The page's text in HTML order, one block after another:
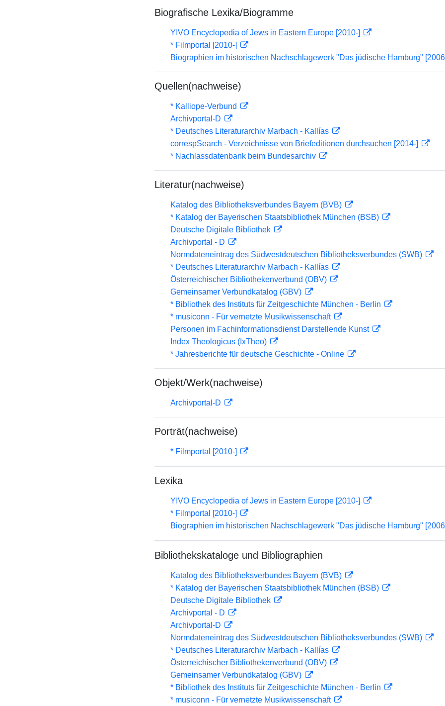
Biografische Lexika/Biogramme
YIVO Encyclopedia of Jews in Eastern Europe [2010-]
* Filmportal [2010-]
Biographien im historischen Nachschlagewerk "Das jüdische Hamburg"
Quellen(nachweise)
* Kalliope-Verbund
Archivportal-D
* Deutsches Literaturarchiv Marbach - Kallías
correspSearch - Verzeichnisse von Briefeditionen durchsuchen [2014-]
* Nachlassdatenbank beim Bundesarchiv
Literatur(nachweise)
Katalog des Bibliotheksverbundes Bayern (BVB)
* Katalog der Bayerischen Staatsbibliothek München (BSB)
Deutsche Digitale Bibliothek
Archivportal - D
Normdateneintrag des Südwestdeutschen Bibliotheksverbundes (SWB)
* Deutsches Literaturarchiv Marbach - Kallías
Österreichischer Bibliothekenverbund (OBV)
Gemeinsamer Verbundkatalog (GBV)
* Bibliothek des Instituts für Zeitgeschichte München - Berlin
* musiconn - Für vernetzte Musikwissenschaft
Personen im Fachinformationsdienst Darstellende Kunst
Index Theologicus (IxTheo)
* Jahresberichte für deutsche Geschichte - Online
Objekt/Werk(nachweise)
Archivportal-D
Porträt(nachweise)
* Filmportal [2010-]
Lexika
YIVO Encyclopedia of Jews in Eastern Europe [2010-]
* Filmportal [2010-]
Biographien im historischen Nachschlagewerk "Das jüdische Hamburg"
Bibliothekskataloge und Bibliographien
Katalog des Bibliotheksverbundes Bayern (BVB)
* Katalog der Bayerischen Staatsbibliothek München (BSB)
Deutsche Digitale Bibliothek
Archivportal - D
Archivportal-D
Normdateneintrag des Südwestdeutschen Bibliotheksverbundes (SWB)
* Deutsches Literaturarchiv Marbach - Kallías
Österreichischer Bibliothekenverbund (OBV)
Gemeinsamer Verbundkatalog (GBV)
* Bibliothek des Instituts für Zeitgeschichte München - Berlin
* musiconn - Für vernetzte Musikwissenschaft